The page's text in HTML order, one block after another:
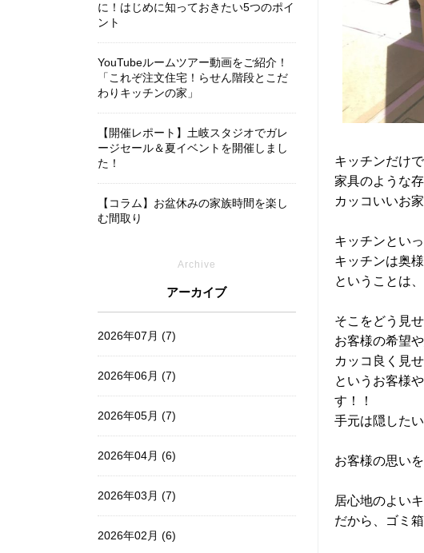
キッチンだけ
家具のような存
カッコいいお
キッチンとい
キッチンは奥
ということは
そこをどう見
お客様の希望
カッコ良く見
というお客様
す！！
手元は隠した
お客様の思い
居心地のよい
だから、ゴミ
に！はじめに知っておきたい5つのポイ
ント
YouTubeルームツアー動画をご紹介！
「これぞ注文住宅！らせん階段とこだ
わりキッチンの家」
【開催レポート】土岐スタジオでガレ
ージセール＆夏イベントを開催しまし
た！
【コラム】お盆休みの家族時間を楽し
む間取り
Archive
アーカイブ
2026年07月 (7)
2026年06月 (7)
2026年05月 (7)
2026年04月 (6)
2026年03月 (7)
2026年02月 (6)